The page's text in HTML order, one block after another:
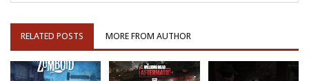
RELATED POSTS MORE FROM AUTHOR